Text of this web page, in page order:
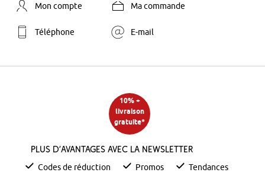
Mon compte Ma commande
Téléphone E-mail
10% +
livraison
gratuite*
Plus d’avantages avec la newsletter
Codes de réduction Promos Tendances